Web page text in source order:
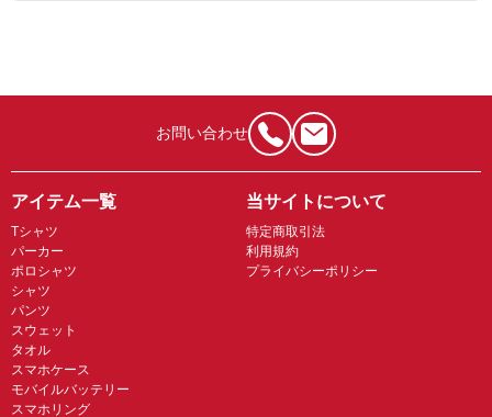
お問い合わせ
アイテム一覧
Tシャツ
パーカー
ポロシャツ
シャツ
パンツ
スウェット
タオル
スマホケース
モバイルバッテリー
スマホリング
当サイトについて
特定商取引法
利用規約
プライバシーポリシー